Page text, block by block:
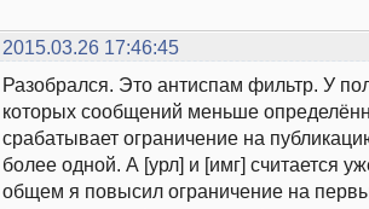
2015.03.26 17:46:45
Разобрался. Это антиспам фильтр. У
которых сообщений меньше
срабатывает ограничение на
более одной. А [урл] и [имг] считается
общем я повысил ограничение на